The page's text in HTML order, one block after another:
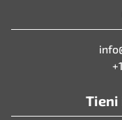
Tieni